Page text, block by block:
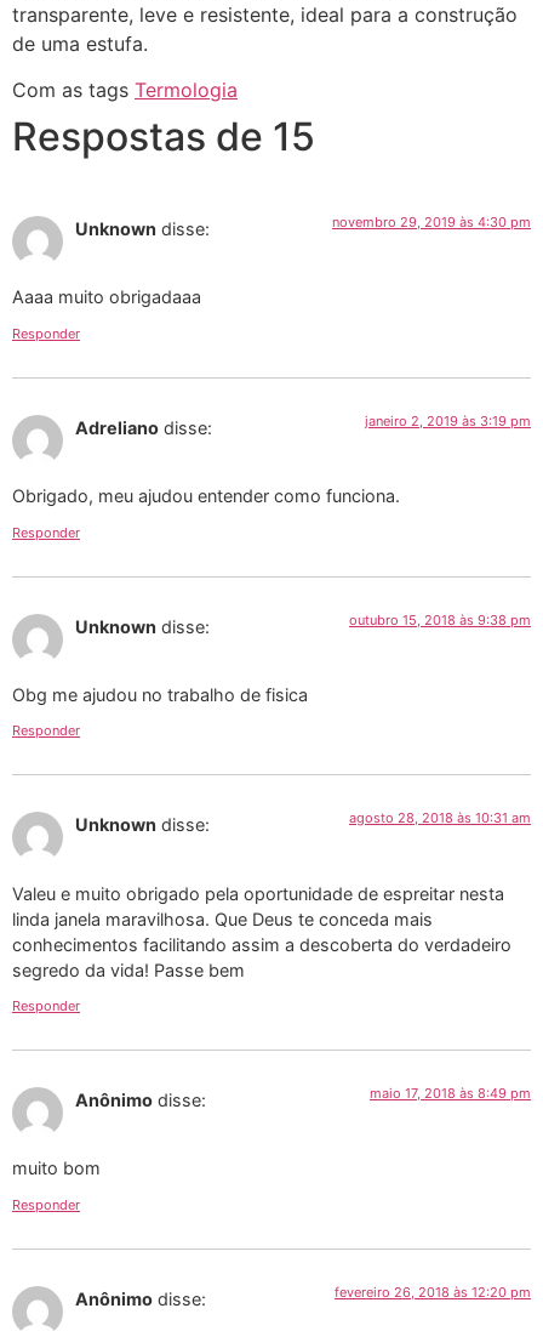
transparente, leve e resistente, ideal para a construção
de uma estufa.
Com as tags Termologia
Respostas de 15
Unknown disse: novembro 29, 2019 às 4:30 pm
Aaaa muito obrigadaaa
Responder
Adreliano disse: janeiro 2, 2019 às 3:19 pm
Obrigado, meu ajudou entender como funciona.
Responder
Unknown disse: outubro 15, 2018 às 9:38 pm
Obg me ajudou no trabalho de fisica
Responder
Unknown disse: agosto 28, 2018 às 10:31 am
Valeu e muito obrigado pela oportunidade de espreitar nesta
linda janela maravilhosa. Que Deus te conceda mais
conhecimentos facilitando assim a descoberta do verdadeiro
segredo da vida! Passe bem
Responder
Anônimo disse: maio 17, 2018 às 8:49 pm
muito bom
Responder
Anônimo disse: fevereiro 26, 2018 às 12:20 pm